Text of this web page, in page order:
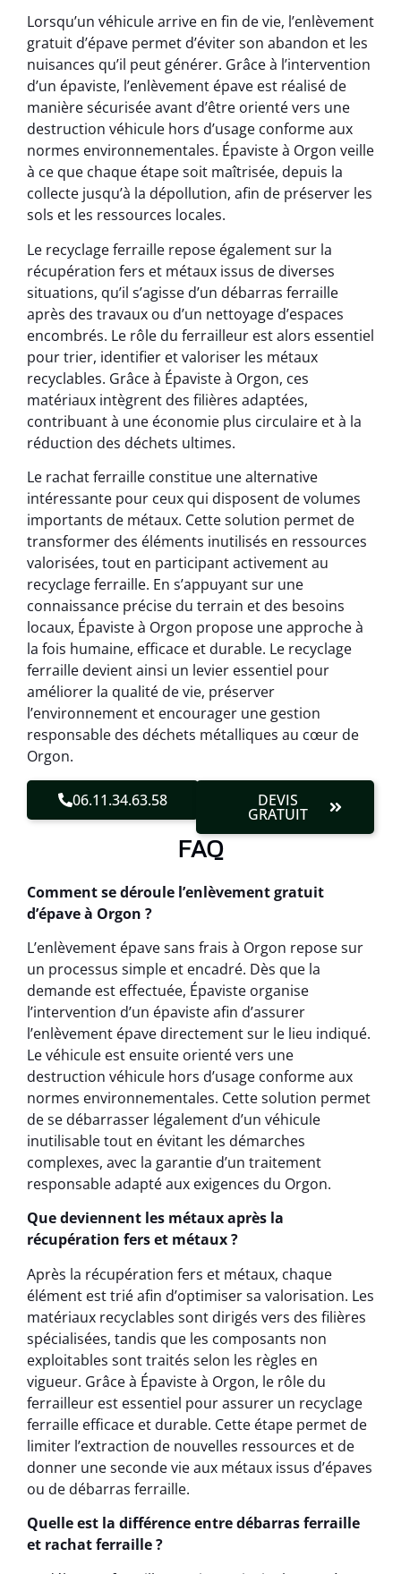
Lorsqu’un véhicule arrive en fin de vie, l’enlèvement
gratuit d’épave permet d’éviter son abandon et les
nuisances qu’il peut générer. Grâce à l’intervention
d’un épaviste, l’enlèvement épave est réalisé de
manière sécurisée avant d’être orienté vers une
destruction véhicule hors d’usage conforme aux
normes environnementales. Épaviste à Orgon veille
à ce que chaque étape soit maîtrisée, depuis la
collecte jusqu’à la dépollution, afin de préserver les
sols et les ressources locales.
Le recyclage ferraille repose également sur la
récupération fers et métaux issus de diverses
situations, qu’il s’agisse d’un débarras ferraille
après des travaux ou d’un nettoyage d’espaces
encombrés. Le rôle du ferrailleur est alors essentiel
pour trier, identifier et valoriser les métaux
recyclables. Grâce à Épaviste à Orgon, ces
matériaux intègrent des filières adaptées,
contribuant à une économie plus circulaire et à la
réduction des déchets ultimes.
Le rachat ferraille constitue une alternative
intéressante pour ceux qui disposent de volumes
importants de métaux. Cette solution permet de
transformer des éléments inutilisés en ressources
valorisées, tout en participant activement au
recyclage ferraille. En s’appuyant sur une
connaissance précise du terrain et des besoins
locaux, Épaviste à Orgon propose une approche à
la fois humaine, efficace et durable. Le recyclage
ferraille devient ainsi un levier essentiel pour
améliorer la qualité de vie, préserver
l’environnement et encourager une gestion
responsable des déchets métalliques au cœur de
Orgon.
06.11.34.63.58 DEVIS
GRATUIT
FAQ
Comment se déroule l’enlèvement gratuit
d’épave à Orgon ?
L’enlèvement épave sans frais à Orgon repose sur
un processus simple et encadré. Dès que la
demande est effectuée, Épaviste organise
l’intervention d’un épaviste afin d’assurer
l’enlèvement épave directement sur le lieu indiqué.
Le véhicule est ensuite orienté vers une
destruction véhicule hors d’usage conforme aux
normes environnementales. Cette solution permet
de se débarrasser légalement d’un véhicule
inutilisable tout en évitant les démarches
complexes, avec la garantie d’un traitement
responsable adapté aux exigences du Orgon.
Que deviennent les métaux après la
récupération fers et métaux ?
Après la récupération fers et métaux, chaque
élément est trié afin d’optimiser sa valorisation. Les
matériaux recyclables sont dirigés vers des filières
spécialisées, tandis que les composants non
exploitables sont traités selon les règles en
vigueur. Grâce à Épaviste à Orgon, le rôle du
ferrailleur est essentiel pour assurer un recyclage
ferraille efficace et durable. Cette étape permet de
limiter l’extraction de nouvelles ressources et de
donner une seconde vie aux métaux issus d’épaves
ou de débarras ferraille.
Quelle est la différence entre débarras ferraille
et rachat ferraille ?